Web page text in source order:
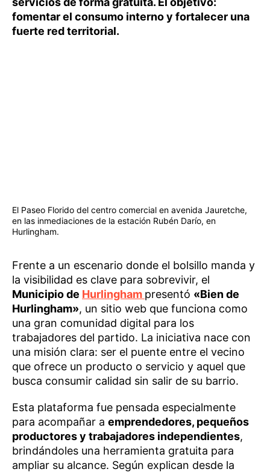
fomentar el consumo interno y fortalecer una
fuerte red territorial.
El Paseo Florido del centro comercial en avenida Jauretche,
en las inmediaciones de la estación Rubén Darío, en
Hurlingham.
Frente a un escenario donde el bolsillo manda y
la visibilidad es clave para sobrevivir, el
Municipio de Hurlingham presentó «Bien de
Hurlingham», un sitio web que funciona como
una gran comunidad digital para los
trabajadores del partido. La iniciativa nace con
una misión clara: ser el puente entre el vecino
que ofrece un producto o servicio y aquel que
busca consumir calidad sin salir de su barrio.
Esta plataforma fue pensada especialmente
para acompañar a emprendedores, pequeños
productores y trabajadores independientes,
brindándoles una herramienta gratuita para
ampliar su alcance. Según explican desde la